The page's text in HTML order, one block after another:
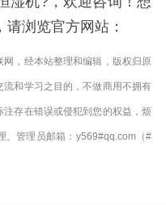
浏览官方网站：
网，经本站整理和编辑，版权归原
和学习之目的，不做商用不拥有
存在错误或侵犯到您的权益，烦
。管理员邮箱：y569#qq.com（#